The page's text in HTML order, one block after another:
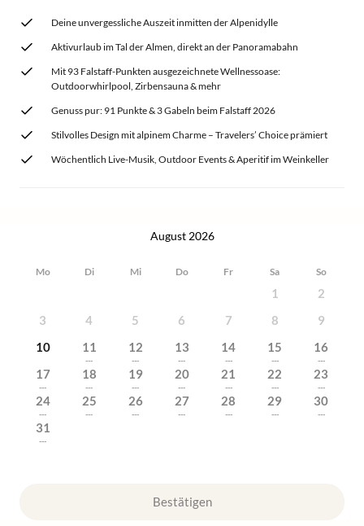
Deine unvergessliche Auszeit inmitten der Alpenidylle
Aktivurlaub im Tal der Almen, direkt an der Panoramabahn
Mit 93 Falstaff-Punkten ausgezeichnete Wellnessoase:
Outdoorwhirlpool, Zirbensauna & mehr
Genuss pur: 91 Punkte & 3 Gabeln beim Falstaff 2026
Stilvolles Design mit alpinem Charme – Travelers’ Choice prämiert
Wöchentlich Live-Musik, Outdoor Events & Aperitif im Weinkeller
August 2026
Mo Di Mi Do Fr Sa So
1
2
3
4 5 6 7 8
9
10
11
---
12
---
13
---
14
---
15
---
16
---
17
---
18
---
19
---
20
---
21
---
22
---
23
---
24
---
25
---
26
---
27
---
28
---
29
---
30
---
31
---
Bestätigen